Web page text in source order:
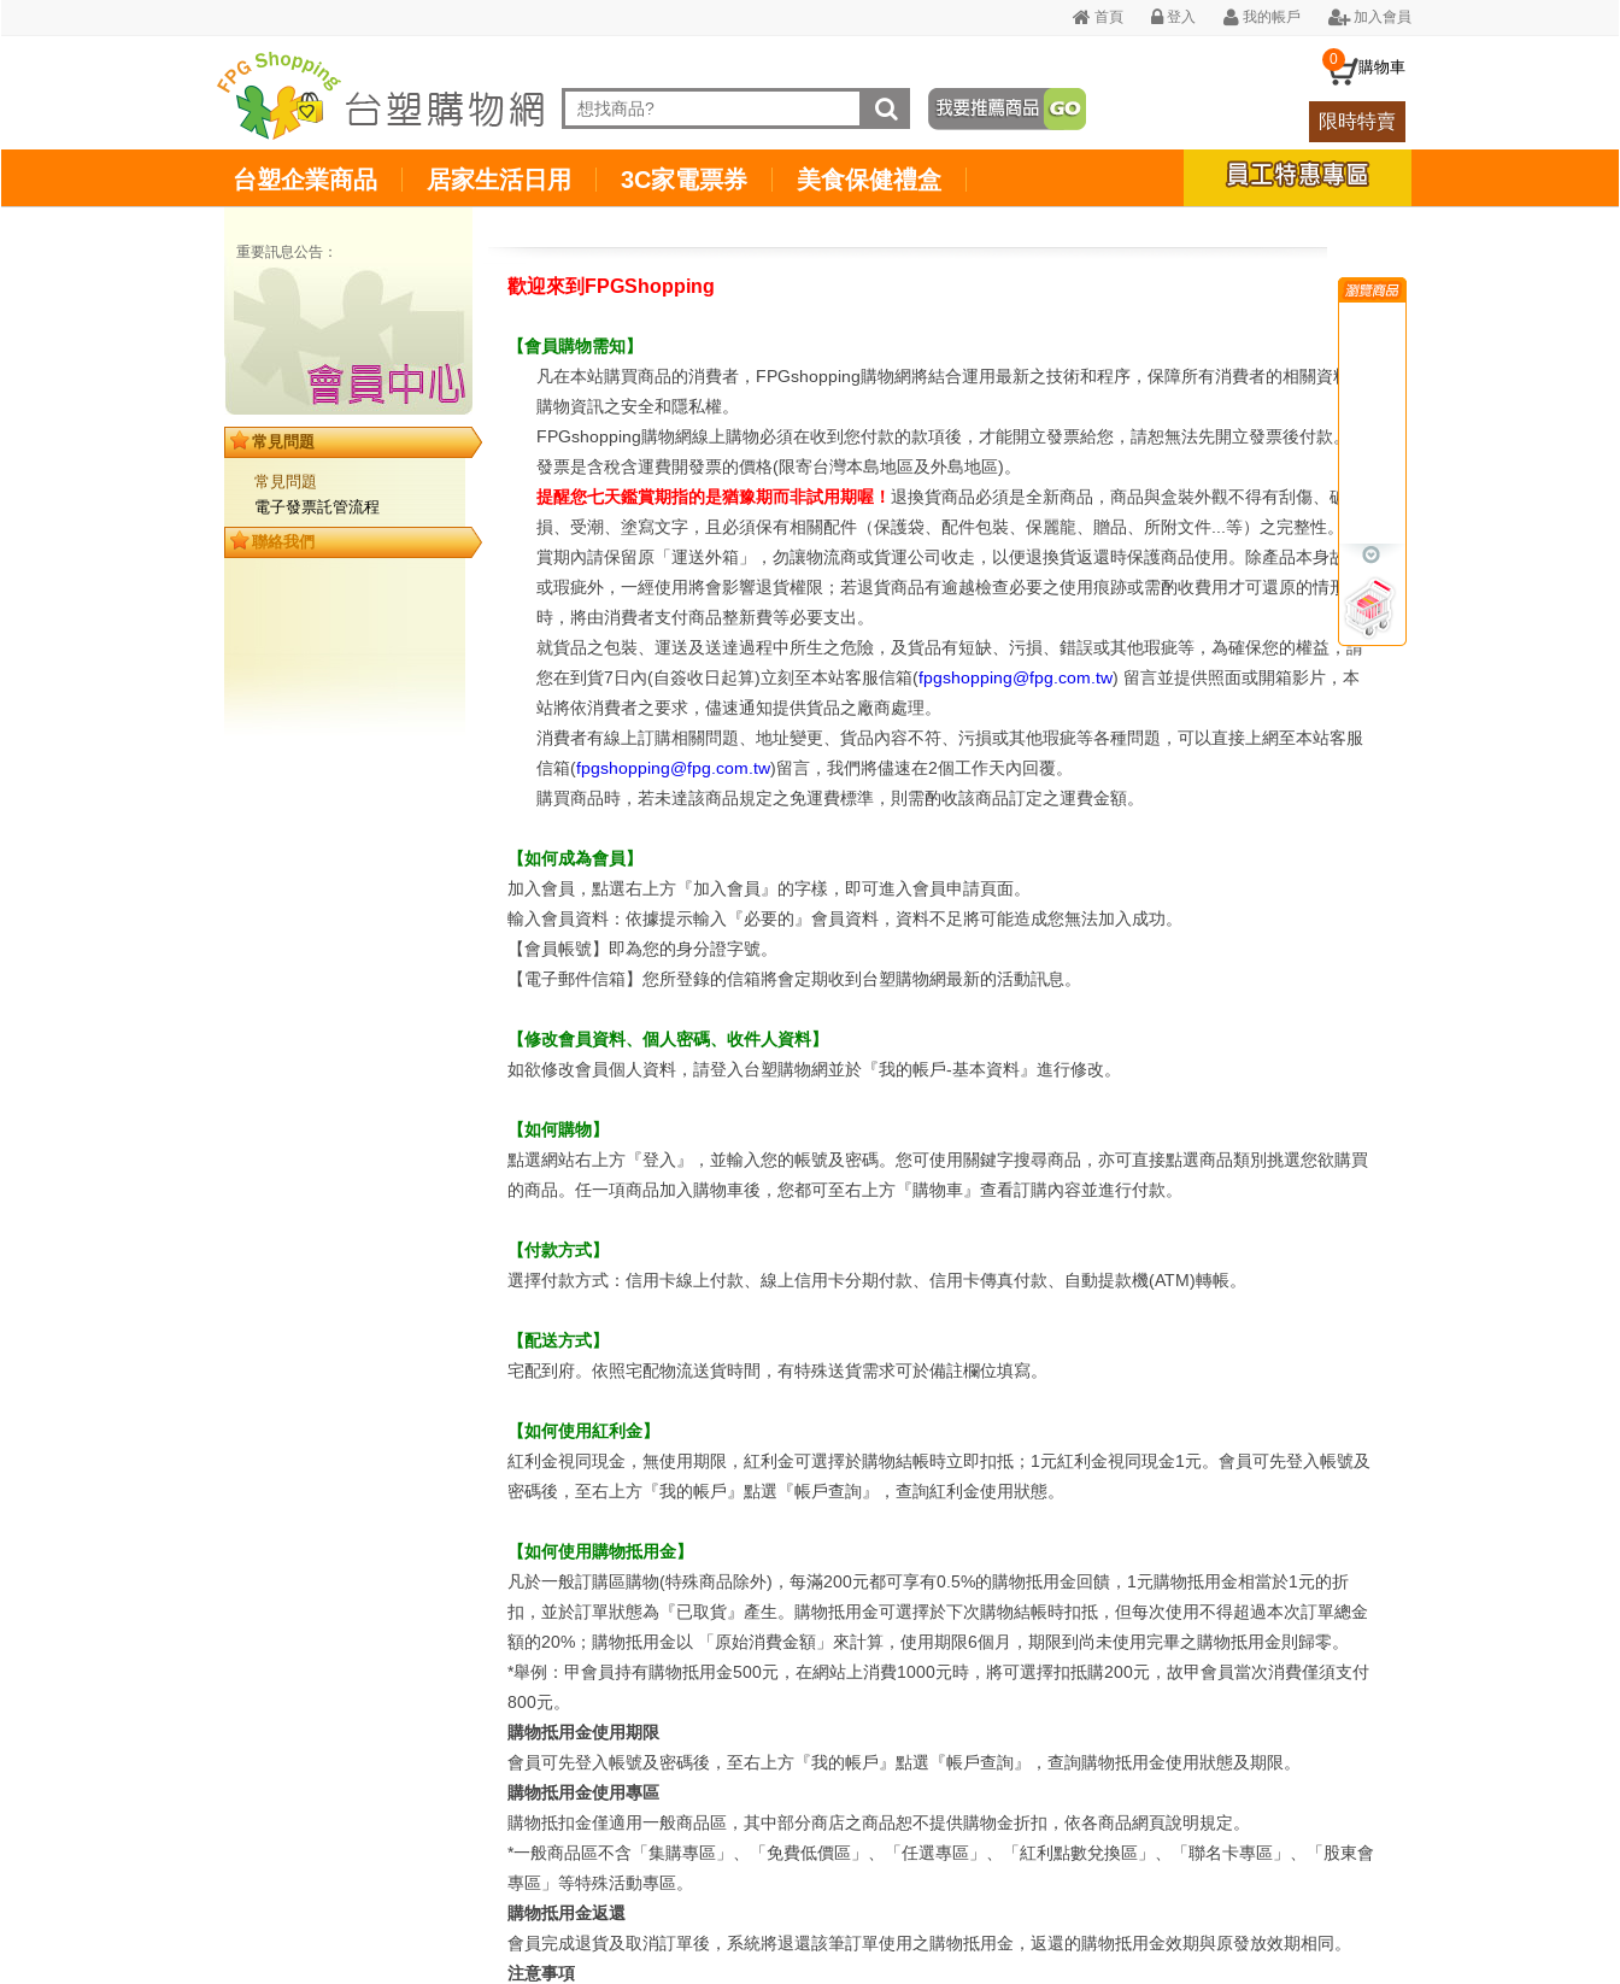
首頁 登入 我的帳戶 加入會員
0 購物車
限時特賣
台塑企業商品 居家生活日用 3C家電票券 美食保健禮盒
重要訊息公告：
常見問題
常見問題
電子發票託管流程
聯絡我們
歡迎來到FPGShopping
【會員購物需知】
凡在本站購買商品的消費者，FPGshopping購物網將結合運用最新之技術和程序，保障所有消費者的相關資料及
購物資訊之安全和隱私權。
FPGshopping購物網線上購物必須在收到您付款的款項後，才能開立發票給您，請恕無法先開立發票後付款。
發票是含稅含運費開發票的價格(限寄台灣本島地區及外島地區)。
提醒您七天鑑賞期指的是猶豫期而非試用期喔！ 退換貨商品必須是全新商品，商品與盒裝外觀不得有刮傷、破
損、受潮、塗寫文字，且必須保有相關配件（保護袋、配件包裝、保麗龍、贈品、所附文件...等）之完整性。鑑
賞期內請保留原「運送外箱」，勿讓物流商或貨運公司收走，以便退換貨返還時保護商品使用。除產品本身故障
或瑕疵外，一經使用將會影響退貨權限；若退貨商品有逾越檢查必要之使用痕跡或需酌收費用才可還原的情形
時，將由消費者支付商品整新費等必要支出。
就貨品之包裝、運送及送達過程中所生之危險，及貨品有短缺、污損、錯誤或其他瑕疵等，為確保您的權益，請
您在到貨7日內(自簽收日起算)立刻至本站客服信箱(fpgshopping@fpg.com.tw) 留言並提供照面或開箱影片，本
站將依消費者之要求，儘速通知提供貨品之廠商處理。
消費者有線上訂購相關問題、地址變更、貨品內容不符、污損或其他瑕疵等各種問題，可以直接上網至本站客服
信箱(fpgshopping@fpg.com.tw)留言，我們將儘速在2個工作天內回覆。
購買商品時，若未達該商品規定之免運費標準，則需酌收該商品訂定之運費金額。
【如何成為會員】
加入會員，點選右上方『加入會員』的字樣，即可進入會員申請頁面。
輸入會員資料：依據提示輸入『必要的』會員資料，資料不足將可能造成您無法加入成功。
【會員帳號】即為您的身分證字號。
【電子郵件信箱】您所登錄的信箱將會定期收到台塑購物網最新的活動訊息。
【修改會員資料、個人密碼、收件人資料】
如欲修改會員個人資料，請登入台塑購物網並於『我的帳戶-基本資料』進行修改。
【如何購物】
點選網站右上方『登入』，並輸入您的帳號及密碼。您可使用關鍵字搜尋商品，亦可直接點選商品類別挑選您欲購買
的商品。任一項商品加入購物車後，您都可至右上方『購物車』查看訂購內容並進行付款。
【付款方式】
選擇付款方式：信用卡線上付款、線上信用卡分期付款、信用卡傳真付款、自動提款機(ATM)轉帳。
【配送方式】
宅配到府。依照宅配物流送貨時間，有特殊送貨需求可於備註欄位填寫。
【如何使用紅利金】
紅利金視同現金，無使用期限，紅利金可選擇於購物結帳時立即扣抵；1元紅利金視同現金1元。會員可先登入帳號及
密碼後，至右上方『我的帳戶』點選『帳戶查詢』，查詢紅利金使用狀態。
【如何使用購物抵用金】
凡於一般訂購區購物(特殊商品除外)，每滿200元都可享有0.5%的購物抵用金回饋，1元購物抵用金相當於1元的折
扣，並於訂單狀態為『已取貨』產生。購物抵用金可選擇於下次購物結帳時扣抵，但每次使用不得超過本次訂單總金
額的20%；購物抵用金以 「原始消費金額」來計算，使用期限6個月，期限到尚未使用完畢之購物抵用金則歸零。
*舉例：甲會員持有購物抵用金500元，在網站上消費1000元時，將可選擇扣抵購200元，故甲會員當次消費僅須支付
800元。
購物抵用金使用期限
會員可先登入帳號及密碼後，至右上方『我的帳戶』點選『帳戶查詢』，查詢購物抵用金使用狀態及期限。
購物抵用金使用專區
購物抵扣金僅適用一般商品區，其中部分商店之商品恕不提供購物金折扣，依各商品網頁說明規定。
*一般商品區不含「集購專區」、「免費低價區」、「任選專區」、「紅利點數兌換區」、「聯名卡專區」、「股東會
專區」等特殊活動專區。
購物抵用金返還
會員完成退貨及取消訂單後，系統將退還該筆訂單使用之購物抵用金，返還的購物抵用金效期與原發放效期相同。
注意事項